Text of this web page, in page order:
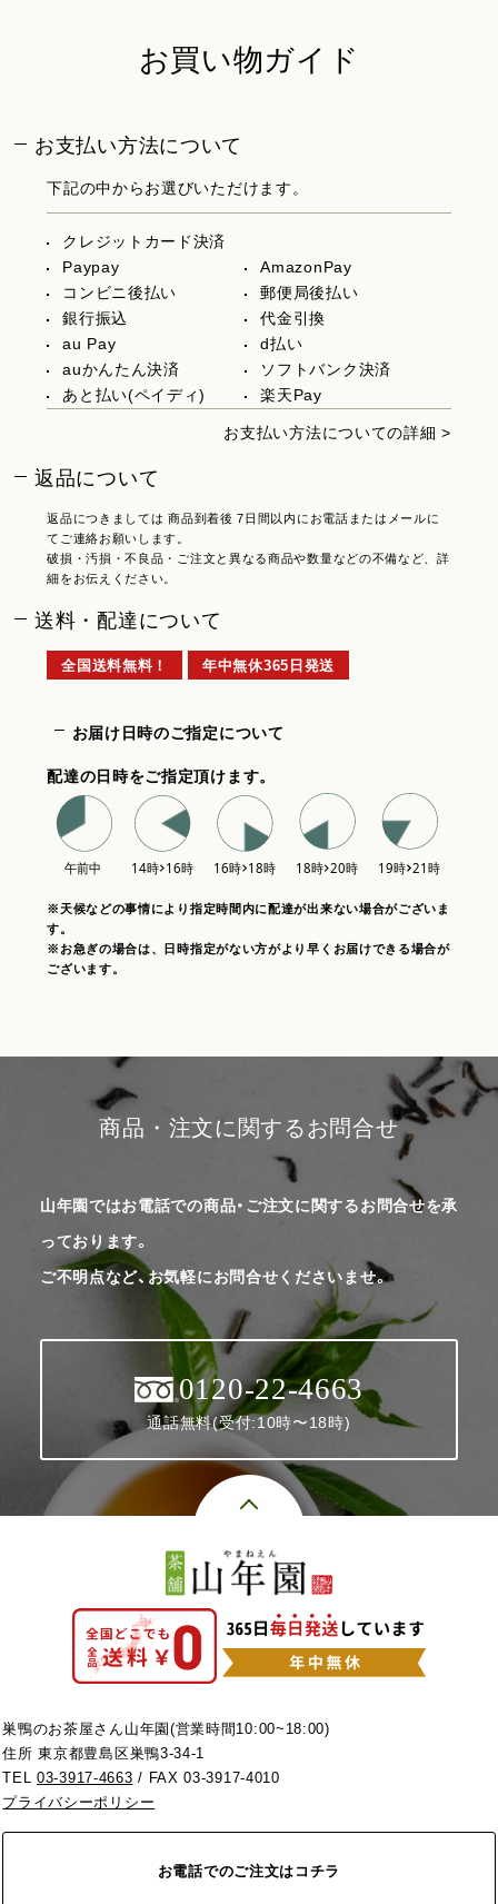
お買い物ガイド
お支払い方法について
下記の中からお選びいただけます。
クレジットカード決済
Paypay
AmazonPay
コンビニ後払い
郵便局後払い
銀行振込
代金引換
au Pay
d払い
auかんたん決済
ソフトバンク決済
あと払い(ペイディ)
楽天Pay
お支払い方法についての詳細 >
返品について
返品につきましては 商品到着後 7日間以内にお電話またはメールに
てご連絡お願いします。
破損・汚損・不良品・ご注文と異なる商品や数量などの不備など、詳
細をお伝えください。
送料・配達について
全国送料無料！ 年中無休365日発送
お届け日時のご指定について
配達の日時をご指定頂けます。
※天候などの事情により指定時間内に配達が出来ない場合がございま
す。
※お急ぎの場合は、日時指定がない方がより早くお届けできる場合が
ございます。
商品・注文に関するお問合せ
山年園ではお電話での商品・ご注文に関するお問合せを承
っております。
ご不明点など、お気軽にお問合せくださいませ。
0120-22-4663
通話無料(受付:10時〜18時)
巣鴨のお茶屋さん山年園(営業時間10:00~18:00)
住所 東京都豊島区巣鴨3-34-1
TEL03-3917-4663 / FAX 03-3917-4010
プライバシーポリシー
お電話でのご注文はコチラ